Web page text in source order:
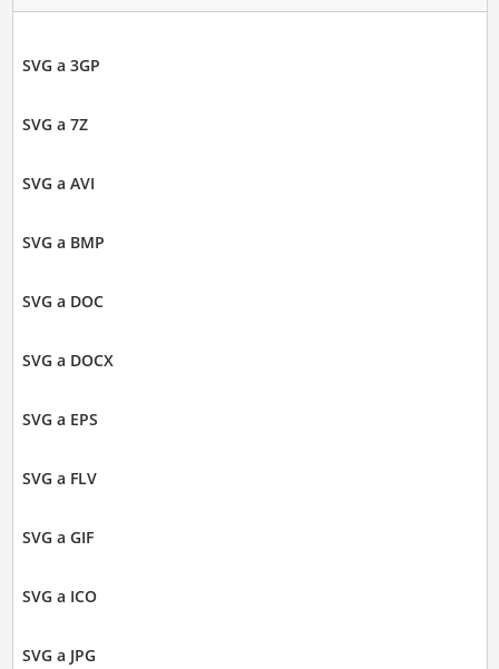
SVG a 3GP
SVG a 7Z
SVG a AVI
SVG a BMP
SVG a DOC
SVG a DOCX
SVG a EPS
SVG a FLV
SVG a GIF
SVG a ICO
SVG a JPG